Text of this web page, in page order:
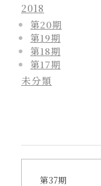
2018
第20期
第19期
第18期
第17期
未分類